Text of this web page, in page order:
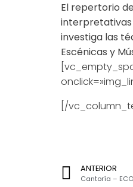
El repertorio
interpretativas
investiga las
Escénicas y
[/
ANTERIOR
Cantoría –